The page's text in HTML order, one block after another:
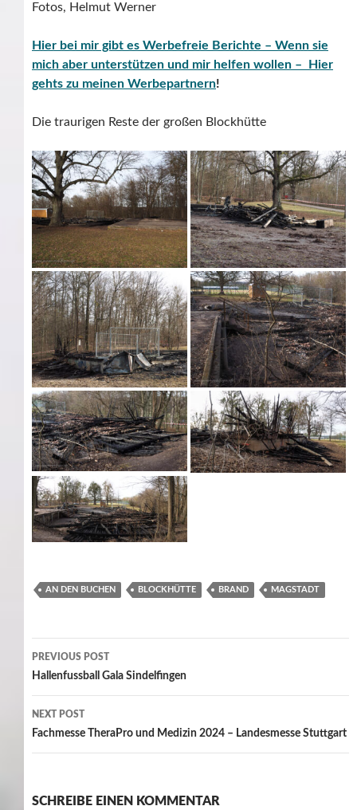
Fotos, Helmut Werner
Hier bei mir gibt es Werbefreie Berichte – Wenn sie
mich aber unterstützen und mir helfen wollen – Hier
gehts zu meinen Werbepartnern!
Die traurigen Reste der großen Blockhütte
AN DEN BUCHEN BLOCKHÜTTE BRAND MAGSTADT
Post
navigation
PREVIOUS POST
Hallenfussball Gala Sindelfingen
NEXT POST
Fachmesse TheraPro und Medizin 2024 – Landesmesse Stuttgart
SCHREIBE EINEN KOMMENTAR